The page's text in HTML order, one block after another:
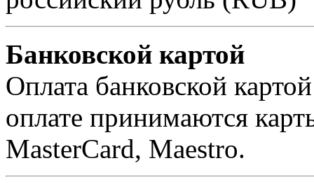
Банковской картой
Оплата банковской
оплате принимаются
MasterCard, Maestro.